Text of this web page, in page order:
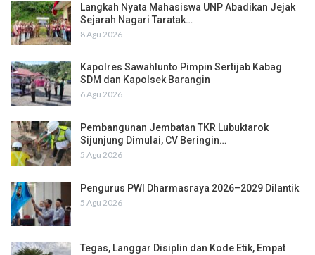
Langkah Nyata Mahasiswa UNP Abadikan Jejak
Sejarah Nagari Taratak…
8 Agu 2026
Kapolres Sawahlunto Pimpin Sertijab Kabag
SDM dan Kapolsek Barangin
6 Agu 2026
Pembangunan Jembatan TKR Lubuktarok
Sijunjung Dimulai, CV Beringin…
5 Agu 2026
Pengurus PWI Dharmasraya 2026–2029 Dilantik
5 Agu 2026
Tegas, Langgar Disiplin dan Kode Etik, Empat